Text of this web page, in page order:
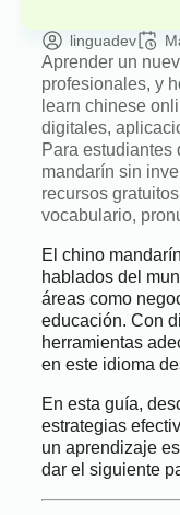
linguadev
Aprender un
profesionales, y
learn chinese
digitales,
Para estudiantes
mandarín sin
recursos
vocabulario,
El chino
hablados del
áreas como
educación. Con
herramientas
en este idioma
En esta guía,
estrategias
un aprendizaje
dar el siguiente